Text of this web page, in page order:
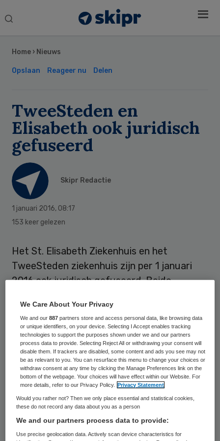
Search
Home › Nieuws
Opslaan Reageer nu Delen
TweeSteden en
Elisabeth ook juridisch
gefuseerd
Skipr Redactie
1 januari 2016, 08:17
153 keer gelezen
Het St. Elisabeth Ziekenhuis en het
TweeSteden ziekenhuis zijn per 1 januari
2016 ook juridisch gefuseerd. Beide
zijn overgegaan in één nieuwe stichting:
Stichting Elisabeth-TweeSteden Ziekenhuis
(ETZ).
De diverse vestigingen van het nieuwe
ziekenhuis in Tilburg, Waalwijk en Oisterwijk
blijven hun poliklinische zorg op alle locaties
aanbieden. Wel worden binnen de Tilburgse
locaties verpleegafdelingen van
verschillende specialismen geconcentreerd.
Sidebar
We Care About Your Privacy
We and our887 partners store and access personal data, like browsing data
or unique identifiers, on your device. Selecting I Accept enables tracking
technologies to support the purposes shown under we and our partners
process data to provide. Selecting Reject All or withdrawing your consent will
disable them. If trackers are disabled, some content and ads you see may not
be as relevant to you. You can resurface this menu to change your choices or
withdraw consent at any time by clicking the Manage Preferences link on the
bottom of the webpage. Your choices will have effect within our Website. For
more details, refer to our Privacy Policy.
Privacy Statement
Would you rather not? Then we only place essential and statistical cookies,
these do not record any data about you as a person
We and our partners process data to provide:
Use precise geolocation data. Actively scan device characteristics for